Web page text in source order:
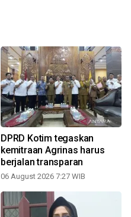
DPRD Kotim tegaskan
kemitraan Agrinas harus
berjalan transparan
06 August 2026 7:27 WIB